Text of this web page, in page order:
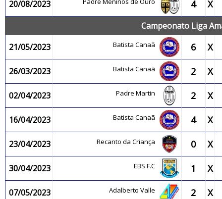
20/08/2023 4 X
Campeonato Liga
21/05/2023
Batista Canaã 6 X
26/03/2023 Batista Canaã 2 X
02/04/2023 Padre Martin 2 X
16/04/2023 Batista Canaã 4 X
23/04/2023 Recanto da Criança 0 X
30/04/2023 EBS F.C 1 X
07/05/2023 Adalberto Valle 2 X